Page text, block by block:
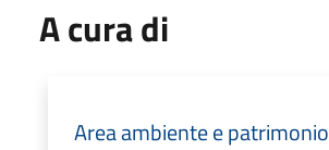
A cura di
Area ambiente e patrimonio